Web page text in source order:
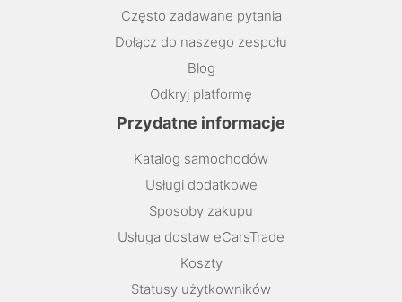
Często zadawane pytania
Dołącz do naszego zespołu
Blog
Odkryj platformę
Przydatne informacje
Katalog samochodów
Usługi dodatkowe
Sposoby zakupu
Usługa dostaw eCarsTrade
Koszty
Statusy użytkowników